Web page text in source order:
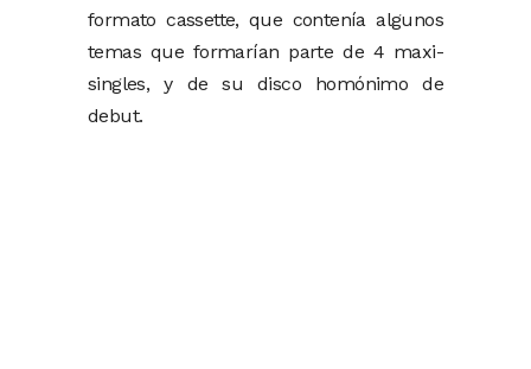
formato cassette, que contenía algunos
temas que formarían parte de 4 maxi-
singles, y de su disco homónimo de
debut.